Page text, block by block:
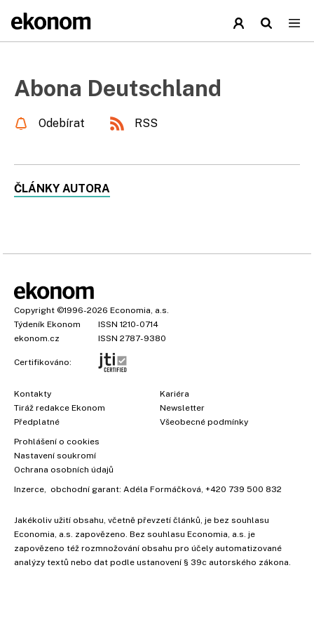
Abona Deutschland
Odebírat RSS
ČLÁNKY AUTORA
Copyright ©1996-2026 Economia, a.s.
Týdeník Ekonom
ISSN 1210-0714
ekonom.cz
ISSN 2787-9380
Certifikováno:
Kontakty
Tiráž redakce Ekonom
Předplatné
Kariéra
Newsletter
Všeobecné podmínky
Prohlášení o cookies
Nastavení soukromí
Ochrana osobních údajů
Inzerce, obchodní garant: Adéla Formáčková, +420 739 500 832
Jakékoliv užití obsahu, včetně převzetí článků, je bez souhlasu
Economia, a.s. zapovězeno. Bez souhlasu Economia, a.s. je
zapovězeno též rozmnožování obsahu pro účely automatizované
analýzy textů nebo dat podle ustanovení § 39c autorského zákona.